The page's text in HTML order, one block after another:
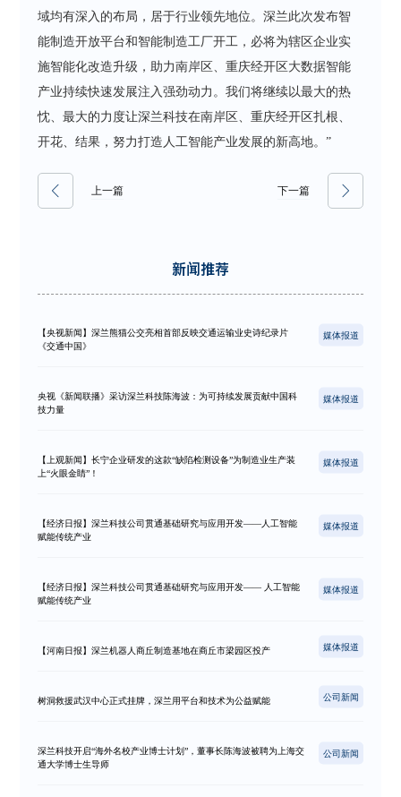
域均有深入的布局，居于行业领先地位。深兰此次发布智
能制造开放平台和智能制造工厂开工，必将为辖区企业实
施智能化改造升级，助力南岸区、重庆经开区大数据智能
产业持续快速发展注入强劲动力。我们将继续以最大的热
忱、最大的力度让深兰科技在南岸区、重庆经开区扎根、
开花、结果，努力打造人工智能产业发展的新高地。”
上一篇 下一篇
新闻推荐
【央视新闻】深兰熊猫公交亮相首部反映交通运输业史诗纪录片
《交通中国》
媒体报道
央视《新闻联播》采访深兰科技陈海波：为可持续发展贡献中国科
技力量
媒体报道
【上观新闻】长宁企业研发的这款“缺陷检测设备”为制造业生产装
上“火眼金睛”！
媒体报道
【经济日报】深兰科技公司贯通基础研究与应用开发——人工智能
赋能传统产业
媒体报道
【经济日报】深兰科技公司贯通基础研究与应用开发—— 人工智能
赋能传统产业
媒体报道
【河南日报】深兰机器人商丘制造基地在商丘市梁园区投产 媒体报道
树洞救援武汉中心正式挂牌，深兰用平台和技术为公益赋能 公司新闻
深兰科技开启“海外名校产业博士计划”，董事长陈海波被聘为上海交
通大学博士生导师
公司新闻